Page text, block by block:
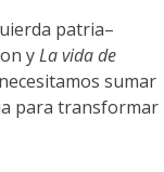
patria–
yLa vida de
sumar
para transformar